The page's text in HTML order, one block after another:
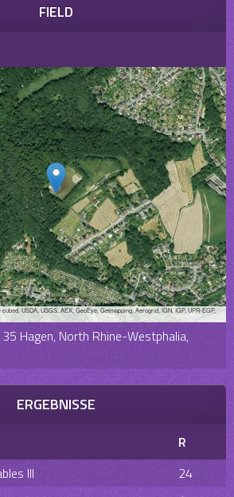
FIELD
USDA, USGS, AEX, GeoEye, Getmapping, Aerogrid, IGN, IGP, UPR-EGP,
Hagen, North Rhine-Westphalia,
ERGEBNISSE
R
III
24